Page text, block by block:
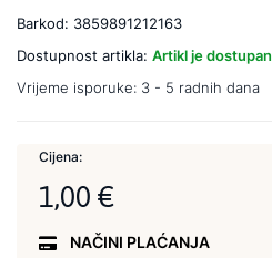
Barkod: 3859891212163
Dostupnost artikla: Artikl je dostupan
Vrijeme isporuke: 3 - 5 radnih dana
Cijena:
1,00 €
NAČINI PLAĆANJA